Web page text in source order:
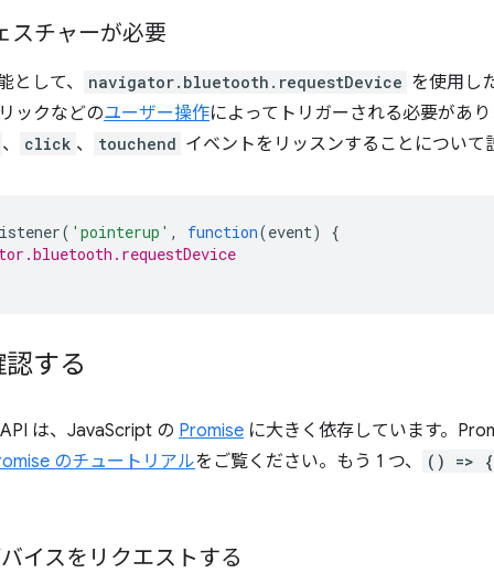
スチャーが必要
として、 navigator.bluetooth.requestDevice を使用し
ックなどのユーザー操作によってトリガーされる必要があ
、
click 、 touchend イベントをリッスンすることについて
( 'pointerup' , function(event)
{
する
は、JavaScript の Promise に大きく依存しています。
のチュートリアルをご覧ください。もう 1 つ、 () =>
イスをリクエストする